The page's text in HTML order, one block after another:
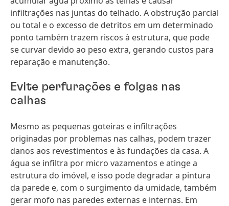
infiltrações nas juntas do telhado. A obstrução parcial
ou total e o excesso de detritos em um determinado
ponto também trazem riscos à estrutura, que pode
se curvar devido ao peso extra, gerando custos para
reparação e manutenção.
Evite perfurações e folgas nas
calhas
Mesmo as pequenas goteiras e infiltrações
originadas por problemas nas calhas, podem trazer
danos aos revestimentos e às fundações da casa. A
água se infiltra por micro vazamentos e atinge a
estrutura do imóvel, e isso pode degradar a pintura
da parede e, com o surgimento da umidade, também
gerar mofo nas paredes externas e internas. Em